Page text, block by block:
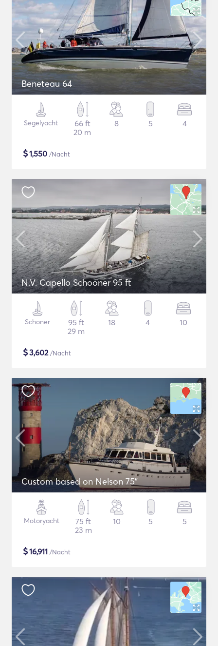
Beneteau 64
Segelyacht
66 ft
20 m
8 5 4
$1,550 /Nacht
N.V. Capello Schooner 95 ft
Schoner
95 ft
29 m
18 4 10
$3,602/Nacht
Custom based on Nelson 75"
Motoryacht
75 ft
23 m
10 5 5
$16,911 /Nacht